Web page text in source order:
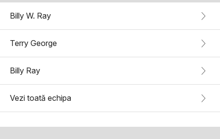
Billy W. Ray
Terry George
Billy Ray
Vezi toată echipa